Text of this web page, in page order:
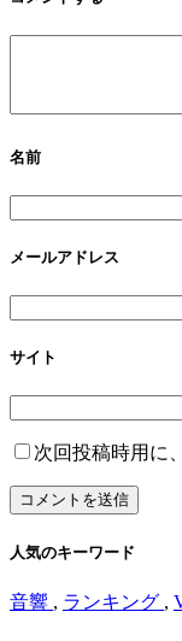
名前
メールアドレス
サイト
次回投稿時用に
人気のキーワード
音響 , ランキング ,